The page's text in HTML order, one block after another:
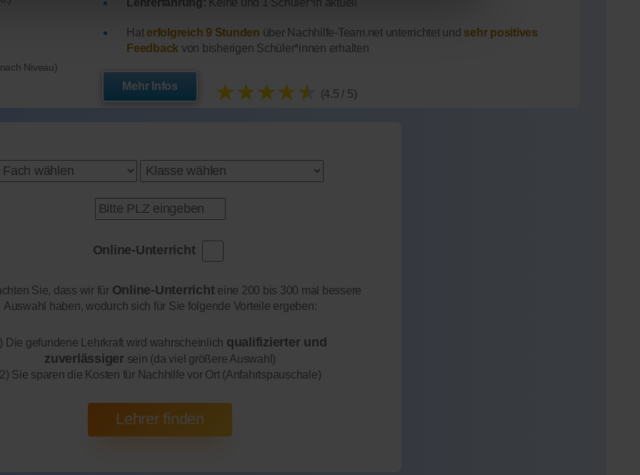
Lehrerfahrung: Keine und 1 Schüler*in aktuell
Hat erfolgreich 9 Stunden über Nachhilfe-Team.net unterrichtet und sehr positives
Feedback von bisherigen Schüler*innen erhalten
Mehr Infos ★★★★★ (4.5 / 5)
Niveau)
Online-Unterricht
Sie, dass wir für Online-Unterrichteine 200 bis 300 mal bessere
Auswahl haben, wodurch sich für Sie folgende Vorteile ergeben:
Die gefundene Lehrkraft wird wahrscheinlich qualifizierter und
zuverlässigersein (da viel größere Auswahl)
2) Sie sparen die Kosten für Nachhilfe vor Ort (Anfahrtspauschale)